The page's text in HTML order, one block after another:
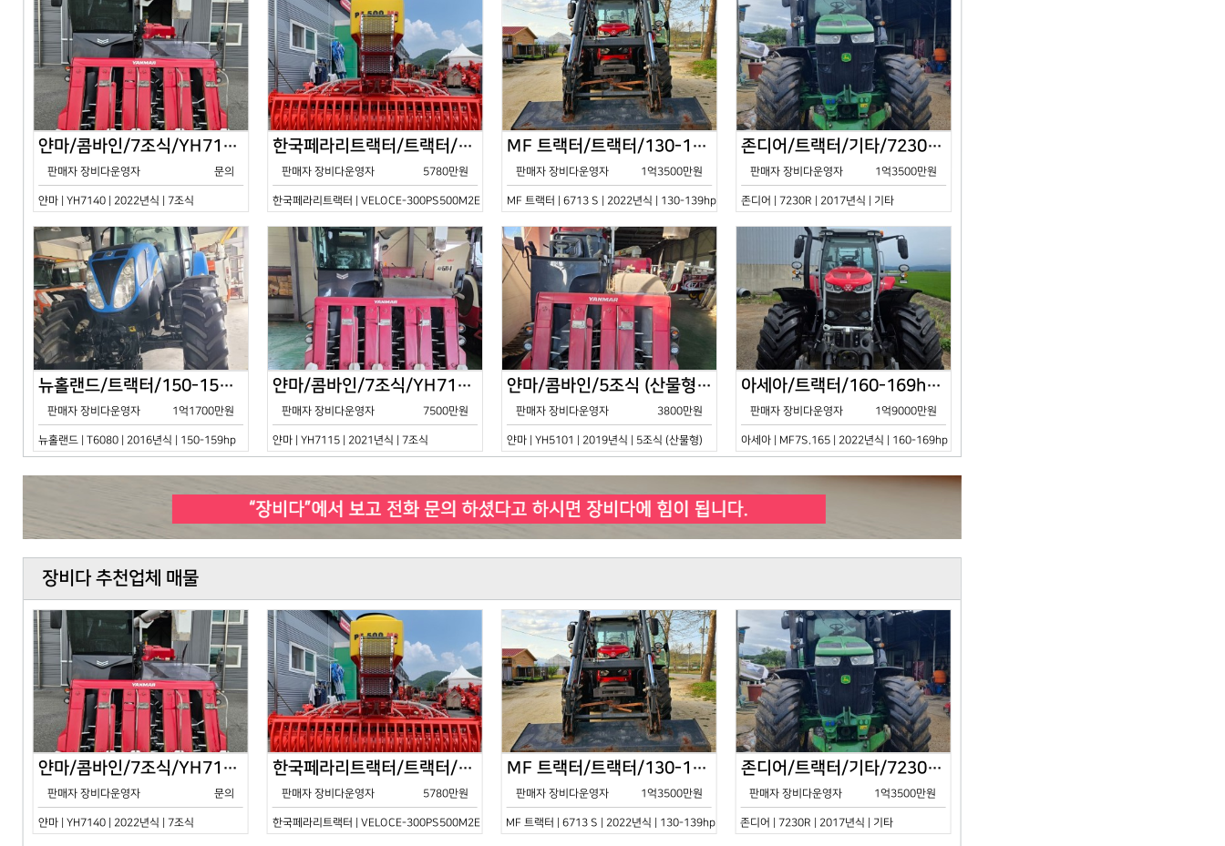
얀마/콤바인/7조식/YH7140/2024년식
판매자 장비다운영자 문의
얀마 | YH7140 | 2022년식 | 7조식
한국페라리트랙터/트랙터/기타/VELOCE-300PS500M2E/2022년식
판매자 장비다운영자 5780만원
한국페라리트랙터 | VELOCE-300PS500M2E | 2022년식 | 기타
MF 트랙터/트랙터/130-139hp/6713 S/2022년식
판매자 장비다운영자 1억3500만원
MF 트랙터 | 6713 S | 2022년식 | 130-139hp
존디어/트랙터/기타/7230R/2017년식
판매자 장비다운영자 1억3500만원
존디어 | 7230R | 2017년식 | 기타
뉴홀랜드/트랙터/150-159hp/T6080/2016년식
판매자 장비다운영자 1억1700만원
뉴홀랜드 | T6080 | 2016년식 | 150-159hp
얀마/콤바인/7조식/YH7115/2021년식
판매자 장비다운영자 7500만원
얀마 | YH7115 | 2021년식 | 7조식
얀마/콤바인/5조식 (산물형)/YH5101/2019년식
판매자 장비다운영자 3800만원
얀마 | YH5101 | 2019년식 | 5조식 (산물형)
아세아/트랙터/160-169hp/MF7S.165/2023년식
판매자 장비다운영자 1억9000만원
아세아 | MF7S.165 | 2022년식 | 160-169hp
장비다 추천업체 매물
얀마/콤바인/7조식/YH7140/2024년식
판매자 장비다운영자 문의
얀마 | YH7140 | 2022년식 | 7조식
한국페라리트랙터/트랙터/기타/VELOCE-300PS500M2E/2022년식
판매자 장비다운영자 5780만원
한국페라리트랙터 | VELOCE-300PS500M2E | 2022년식 | 기타
MF 트랙터/트랙터/130-139hp/6713 S/2022년식
판매자 장비다운영자 1억3500만원
MF 트랙터 | 6713 S | 2022년식 | 130-139hp
존디어/트랙터/기타/7230R/2017년식
판매자 장비다운영자 1억3500만원
존디어 | 7230R | 2017년식 | 기타